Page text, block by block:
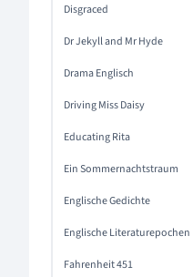
Disgraced
Dr Jekyll and Mr Hyde
Drama Englisch
Driving Miss Daisy
Educating Rita
Ein Sommernachtstraum
Englische Gedichte
Englische Literaturepochen
Fahrenheit 451